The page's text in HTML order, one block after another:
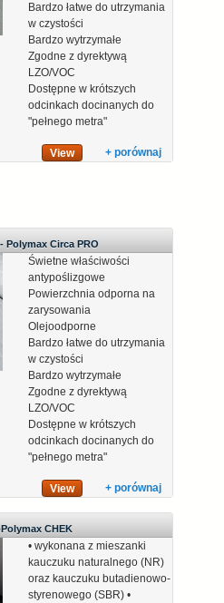
Bardzo łatwe do utrzymania
w czystości
Bardzo wytrzymałe
Zgodne z dyrektywą
LZO/VOC
Dostępne w krótszych
odcinkach docinanych do
"pełnego metra"
View + porównaj
Circa PRO
Świetne właściwości
antypoślizgowe
Powierzchnia odporna na
zarysowania
Olejoodporne
Bardzo łatwe do utrzymania
w czystości
Bardzo wytrzymałe
Zgodne z dyrektywą
LZO/VOC
Dostępne w krótszych
odcinkach docinanych do
"pełnego metra"
View + porównaj
CHEK
• wykonana z mieszanki
kauczuku naturalnego (NR)
oraz kauczuku butadienowo-
styrenowego (SBR) •